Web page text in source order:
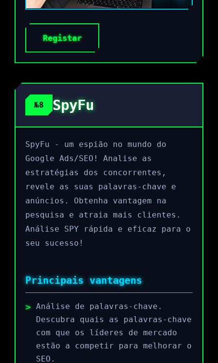
Registar
№8 SpyFu
SpyFu - um espião no mundo do
Google Ads/SEO! Analise as
estratégias dos concorrentes,
revele as suas palavras-chave e
anúncios. Obtenha vantagem na
pesquisa e atraia mais clientes.
Análise SPY rápida e eficaz para o
seu sucesso!
Principais vantagens
Análise de palavras-chave.
Descubra quais as palavras-chave
com que os líderes de mercado
estão a competir para melhorar o
SEO.